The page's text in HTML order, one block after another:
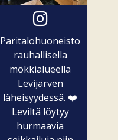
Paritalohuoneisto
rauhallisella
mökkialueella
Levijärven
läheisyydessä. ❤️
Leviltä löytyy
hurmaavia